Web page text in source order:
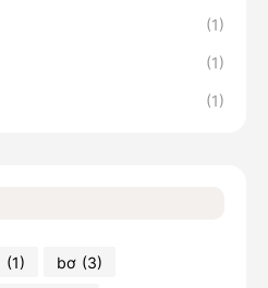
(1)
(1)
(1)
(1) bơ (3)